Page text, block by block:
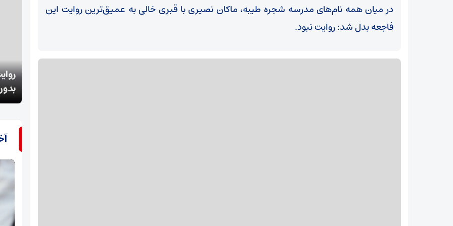
در میان همه نام‌های مدرسه شجره طیبه، ماکان نصیری با قبری خالی به عمیق‌ترین روایت این
فاجعه بدل شد: روایت نبود.